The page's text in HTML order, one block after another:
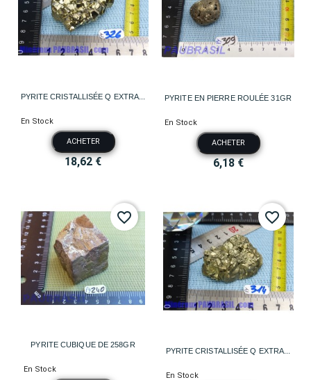
PYRITE CRISTALLISÉE Q EXTRA...
En Stock
ACHETER
18,62 €
PYRITE EN PIERRE ROULÉE 31GR
En Stock
ACHETER
6,18 €
PYRITE CUBIQUE DE 258GR
En Stock
favorite_border
PYRITE CRISTALLISÉE Q EXTRA...
En Stock
favorite_border